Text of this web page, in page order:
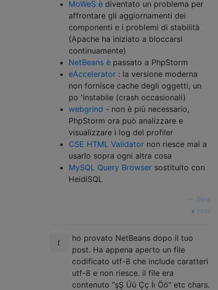
MoWeS è diventato un problema per
affrontare gli aggiornamenti dei
componenti e i problemi di stabilità
(Apache ha iniziato a bloccarsi
continuamente)
NetBeans è passato a PhpStorm
eAccelerator : la versione moderna
non fornisce cache degli oggetti, un
po 'instabile (crash occasionali)
webgrind - non è più necessario,
PhpStorm ora può analizzare e
visualizzare i log del profiler
CSE HTML Validator non riesce mai a
usarlo sopra ogni altra cosa
MySQL Query Browser sostituito con
HeidiSQL
Rarst
fonte
ho provato NetBeans dopo il tuo
post. Ha appena aperto un file
codificato utf-8 che include caratteri
utf-8 e non riesce. il file era
contenuto "şŞ Üü Çç İı Öö" etc chars.